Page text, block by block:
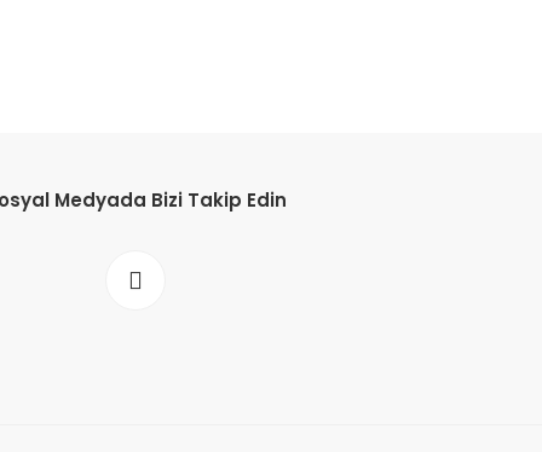
Medyada Bizi Takip Edin